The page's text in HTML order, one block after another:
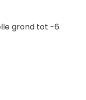
grond tot -6.